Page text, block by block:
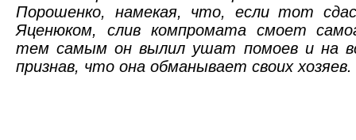
Порошенко, намекая, что, если тот
Яценюком, слив компромата смоет
тем самым он вылил ушат помоев и на
признав, что она обманывает своих хозяев.